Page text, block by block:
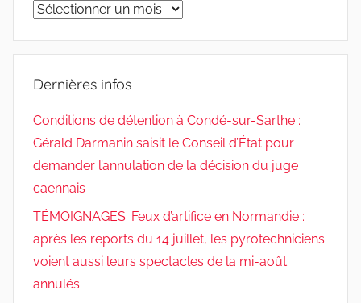
Archives
Dernières infos
Conditions de détention à Condé-sur-Sarthe :
Gérald Darmanin saisit le Conseil d’État pour
demander l’annulation de la décision du juge
caennais
TÉMOIGNAGES. Feux d’artifice en Normandie :
après les reports du 14 juillet, les pyrotechniciens
voient aussi leurs spectacles de la mi-août
annulés